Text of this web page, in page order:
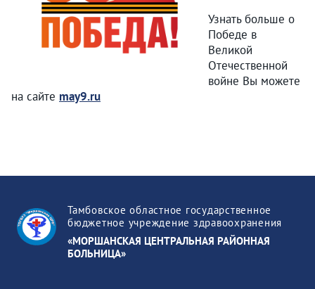
Узнать больше о
Победе в
Великой
Отечественной
войне Вы можете
на сайте may9.ru
Тамбовское областное государственное
бюджетное учреждение здравоохранения
«МОРШАНСКАЯ ЦЕНТРАЛЬНАЯ РАЙОННАЯ
БОЛЬНИЦА»